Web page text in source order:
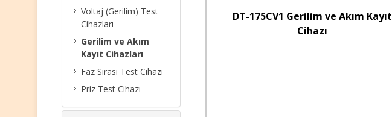
İncele
DT-175CV1 Gerilim ve Akım Kayıt
Cihazı
Voltaj (Gerilim) Test
Cihazları
Gerilim ve Akım
Kayıt Cihazları
Faz Sırası Test Cihazı
Priz Test Cihazı